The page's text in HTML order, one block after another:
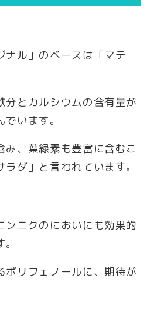
ナル」のベースは「マテ
分とカルシウムの含有量が
います。
み、葉緑素も豊富に含むこ
ダ」と言われています。
ンニクのにおいにも効果的
ポリフェノールに、期待が